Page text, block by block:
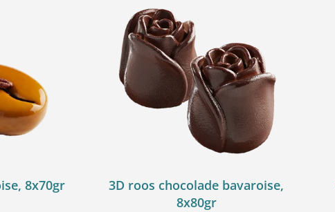
8x70gr
3D roos chocolade bavaroise,
8x80gr